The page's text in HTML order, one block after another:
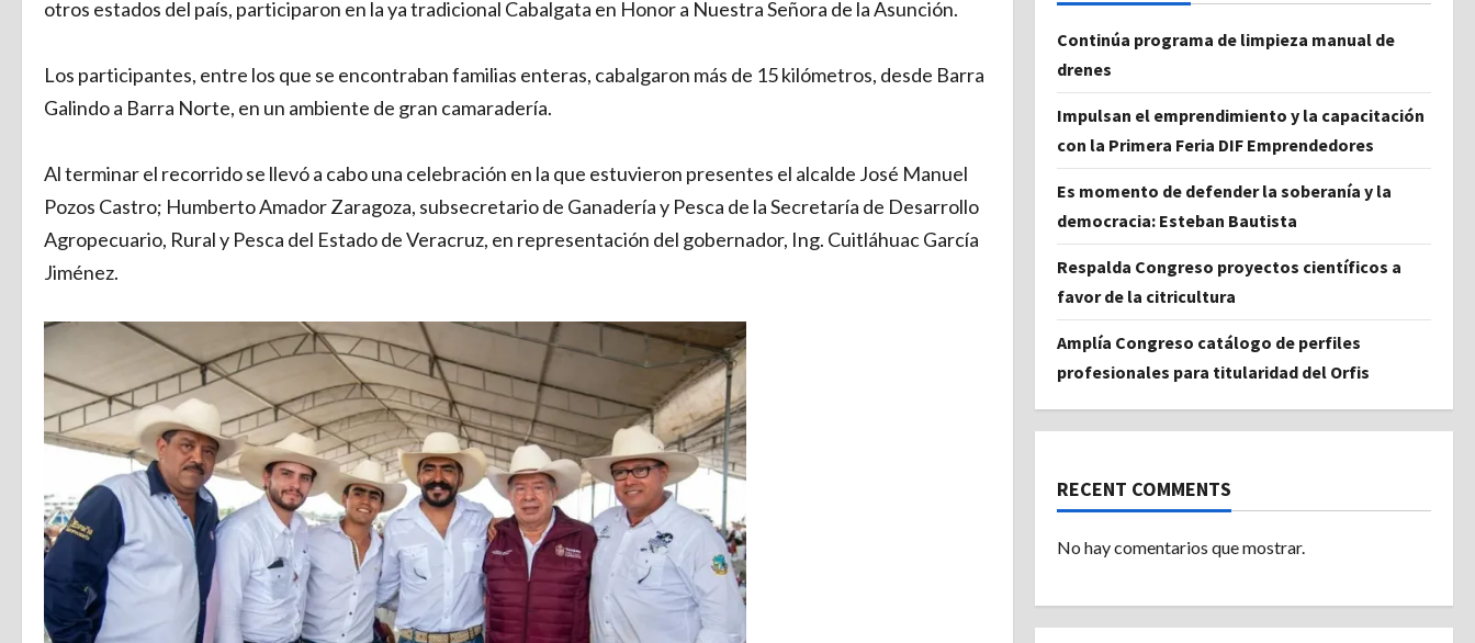
otros estados del país, participaron en la ya tradicional Cabalgata en Honor a Nuestra Señora de la Asunción.
Los participantes, entre los que se encontraban familias enteras, cabalgaron más de 15 kilómetros, desde Barra
Galindo a Barra Norte, en un ambiente de gran camaradería.
Al terminar el recorrido se llevó a cabo una celebración en la que estuvieron presentes el alcalde José Manuel
Pozos Castro; Humberto Amador Zaragoza, subsecretario de Ganadería y Pesca de la Secretaría de Desarrollo
Agropecuario, Rural y Pesca del Estado de Veracruz, en representación del gobernador, Ing. Cuitláhuac García
Jiménez.
Continúa programa de limpieza manual de
drenes
Impulsan el emprendimiento y la capacitación
con la Primera Feria DIF Emprendedores
Es momento de defender la soberanía y la
democracia: Esteban Bautista
Respalda Congreso proyectos científicos a
favor de la citricultura
Amplía Congreso catálogo de perfiles
profesionales para titularidad del Orfis
RECENT COMMENTS
No hay comentarios que mostrar.